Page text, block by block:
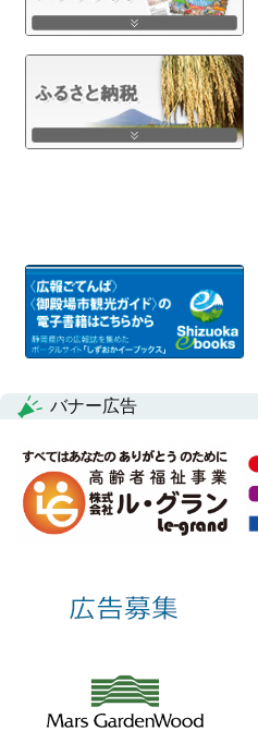
バナー広告